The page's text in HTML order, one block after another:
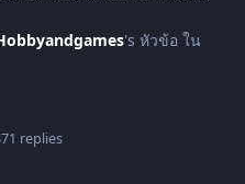
's หัวข้อ ใน
replies